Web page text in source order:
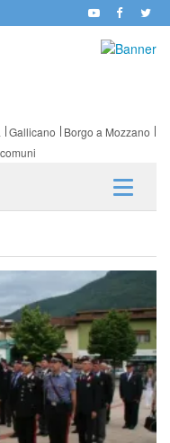
Gallicano
Borgo a Mozzano